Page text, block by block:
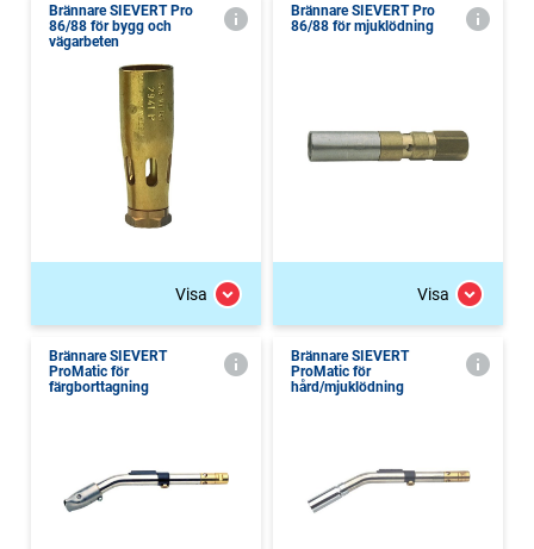
Brännare SIEVERT Pro
86/88 för bygg och
vägarbeten
Visa
Brännare SIEVERT Pro
86/88 för mjuklödning
Visa
Brännare SIEVERT
ProMatic för
färgborttagning
Brännare SIEVERT
ProMatic för
hård/mjuklödning